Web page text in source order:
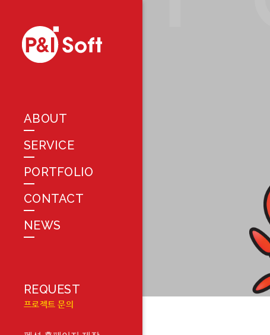
ABOUT
SERVICE
PORTFOLIO
CONTACT
NEWS
REQUEST
프로젝트 문의